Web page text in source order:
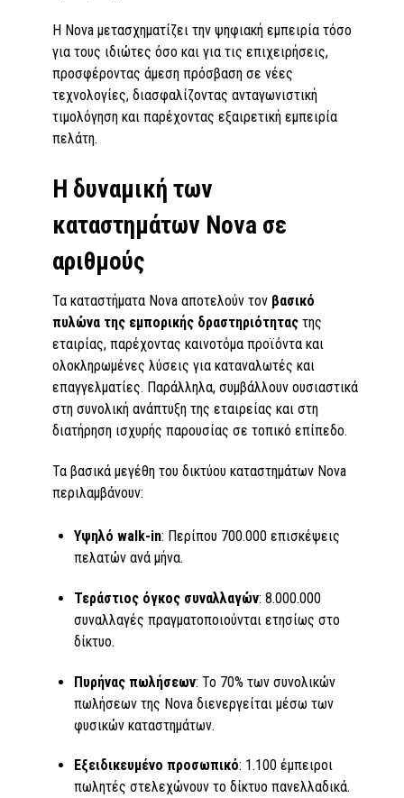
Η Nova μετασχηματίζει την ψηφιακή εμπειρία τόσο
για τους ιδιώτες όσο και για τις επιχειρήσεις,
προσφέροντας άμεση πρόσβαση σε νέες
τεχνολογίες, διασφαλίζοντας ανταγωνιστική
τιμολόγηση και παρέχοντας εξαιρετική εμπειρία
πελάτη.
Η δυναμική των
καταστημάτων Nova σε
αριθμούς
Τα καταστήματα Nova αποτελούν τον βασικό
πυλώνα της εμπορικής δραστηριότητας της
εταιρίας, παρέχοντας καινοτόμα προϊόντα και
ολοκληρωμένες λύσεις για καταναλωτές και
επαγγελματίες. Παράλληλα, συμβάλλουν ουσιαστικά
στη συνολική ανάπτυξη της εταιρείας και στη
διατήρηση ισχυρής παρουσίας σε τοπικό επίπεδο.
Τα βασικά μεγέθη του δικτύου καταστημάτων Nova
περιλαμβάνουν:
Υψηλό walk-in: Περίπου 700.000 επισκέψεις
πελατών ανά μήνα.
Τεράστιος όγκος συναλλαγών: 8.000.000
συναλλαγές πραγματοποιούνται ετησίως στο
δίκτυο.
Πυρήνας πωλήσεων: Το 70% των συνολικών
πωλήσεων της Nova διενεργείται μέσω των
φυσικών καταστημάτων.
Εξειδικευμένο προσωπικό: 1.100 έμπειροι
πωλητές στελεχώνουν το δίκτυο πανελλαδικά.